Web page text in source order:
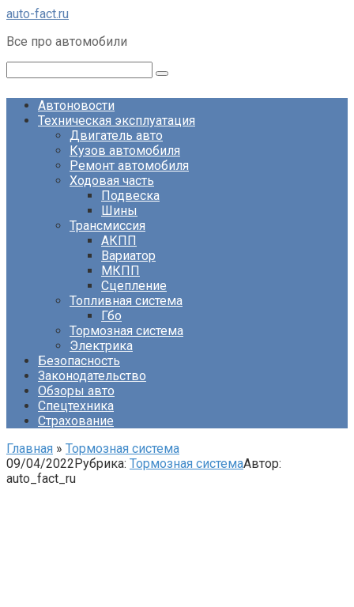
Перейти
контенту
auto-fact.ru
Все про автомобили
Автоновости
Техническая эксплуатация
Двигатель авто
Кузов автомобиля
Ремонт автомобиля
Ходовая часть
Подвеска
Шины
Трансмиссия
АКПП
Вариатор
МКПП
Сцепление
Топливная система
Гбо
Тормозная система
Электрика
Безопасность
Законодательство
Обзоры авто
Спецтехника
Страхование
Главная » Тормозная система
09/04/2022Рубрика: Тормозная системаАвтор:
auto_fact_ru